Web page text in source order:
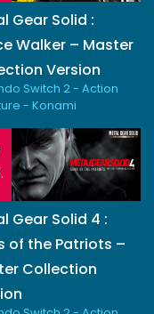
Gear Solid :
Walker – Master
Version
Switch 2 - Action
- Konami
Gear Solid 4 :
of the Patriots –
Collection